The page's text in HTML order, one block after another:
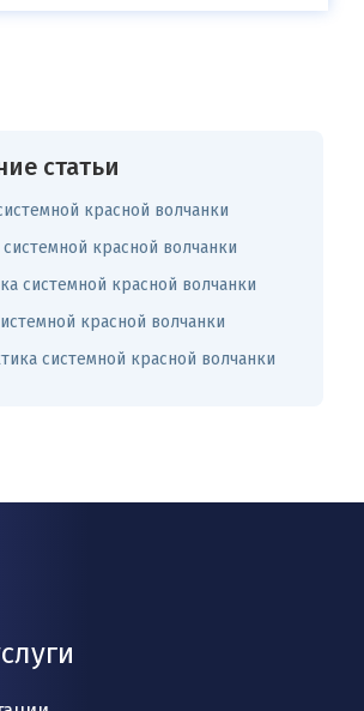
статьи
красной волчанки
красной волчанки
системной красной волчанки
красной волчанки
системной красной волчанки